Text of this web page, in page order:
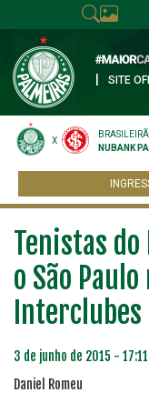
SITE
X
NUBANK
Tenistas
o São
Interclubes
3 de junho de 2015 - 17:11
Daniel Romeu